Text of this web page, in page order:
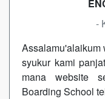
-
Assalamu'alaikum
syukur kami
mana website
Boarding School